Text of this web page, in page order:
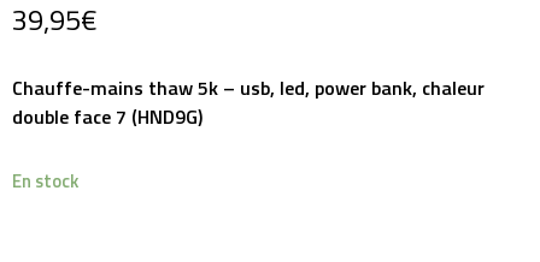
39,95€
Chauffe-mains thaw 5k – usb, led, power bank, chaleur
double face 7 (HND9G)
En stock